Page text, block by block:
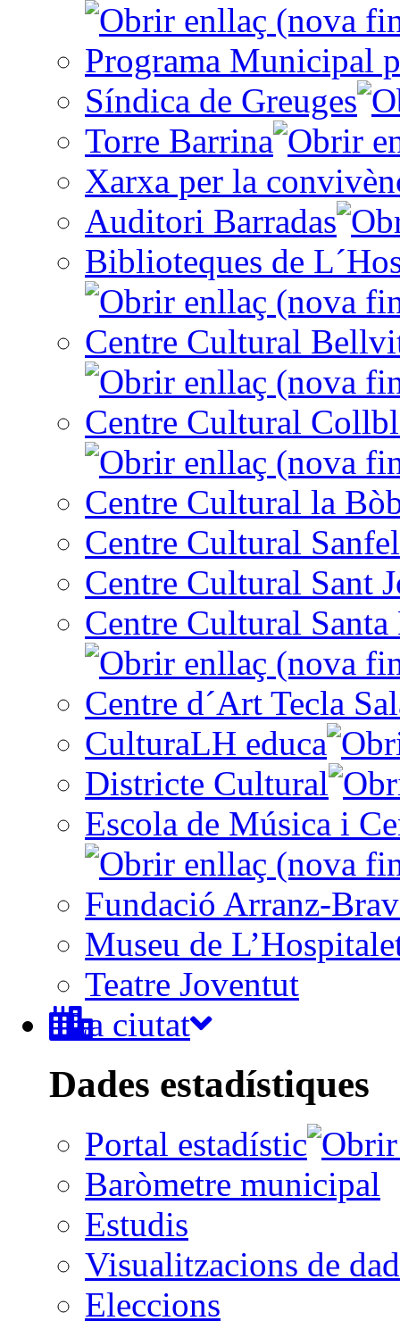
Programa Municipal
Síndica de Greuges
Torre Barrina
Xarxa per la
Auditori Barradas
Biblioteques de
Centre Cultural
Centre Cultural
Centre Cultural la
Centre Cultural
Centre Cultural Sant
Centre Cultural
Centre d´Art Tecla
CulturaLH educa
Districte Cultural
Escola de Música i
Fundació Arranz-
Museu de
Teatre Joventut
La ciutat
Dades estadístiques
Portal estadístic
Baròmetre municipal
Estudis
Visualitzacions de
Eleccions